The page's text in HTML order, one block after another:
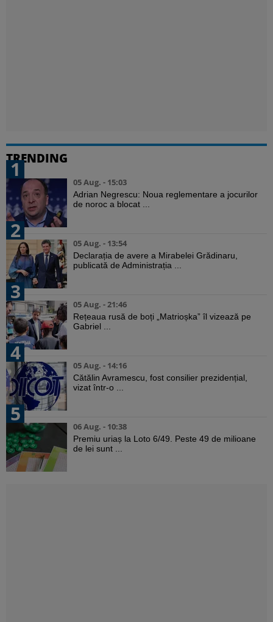
TRENDING
1
05 Aug. - 15:03
Adrian Negrescu: Noua reglementare a jocurilor
de noroc a blocat ...
2
05 Aug. - 13:54
Declarația de avere a Mirabelei Grădinaru,
publicată de Administrația ...
3
05 Aug. - 21:46
Rețeaua rusă de boți „Matrioșka” îl vizează pe
Gabriel ...
4
05 Aug. - 14:16
Cătălin Avramescu, fost consilier prezidențial,
vizat într-o ...
5
06 Aug. - 10:38
Premiu uriaș la Loto 6/49. Peste 49 de milioane
de lei sunt ...